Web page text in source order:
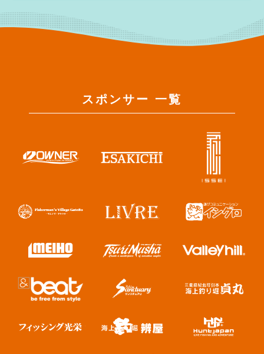
スポンサー 一覧